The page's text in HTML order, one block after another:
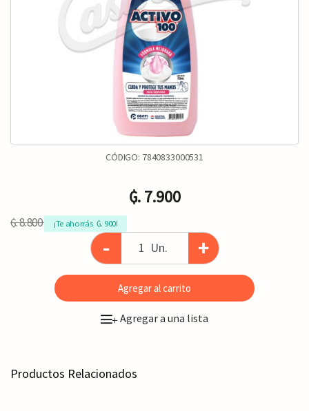
CÓDIGO: 7840833000531
₲. 7.900
₲. 8.800 ¡Te ahorrás  ₲. 900!
- Un. +
Agregar al carrito
+Agregar a una lista
Productos Relacionados